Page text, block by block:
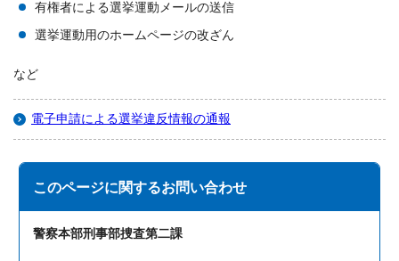
有権者による選挙運動メールの送信
選挙運動用のホームページの改ざん
など
電子申請による選挙違反情報の通報
このページに関するお問い合わせ
警察本部刑事部捜査第二課